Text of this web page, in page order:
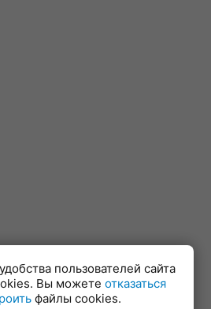
пользователей сайта
Вы можете отказаться
файлы cookies.